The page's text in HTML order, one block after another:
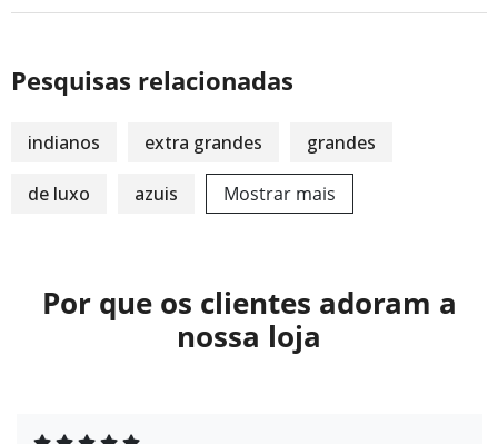
Pesquisas relacionadas
indianos extra grandes grandes
de luxo azuis Mostrar mais
Por que os clientes adoram a
nossa loja